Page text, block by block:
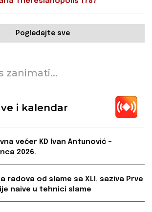
Pogledajte sve
zanimati...
i kalendar
večer KD Ivan Antunović –
2026.
radova od slame sa XLI. saziva Prve
naive u tehnici slame